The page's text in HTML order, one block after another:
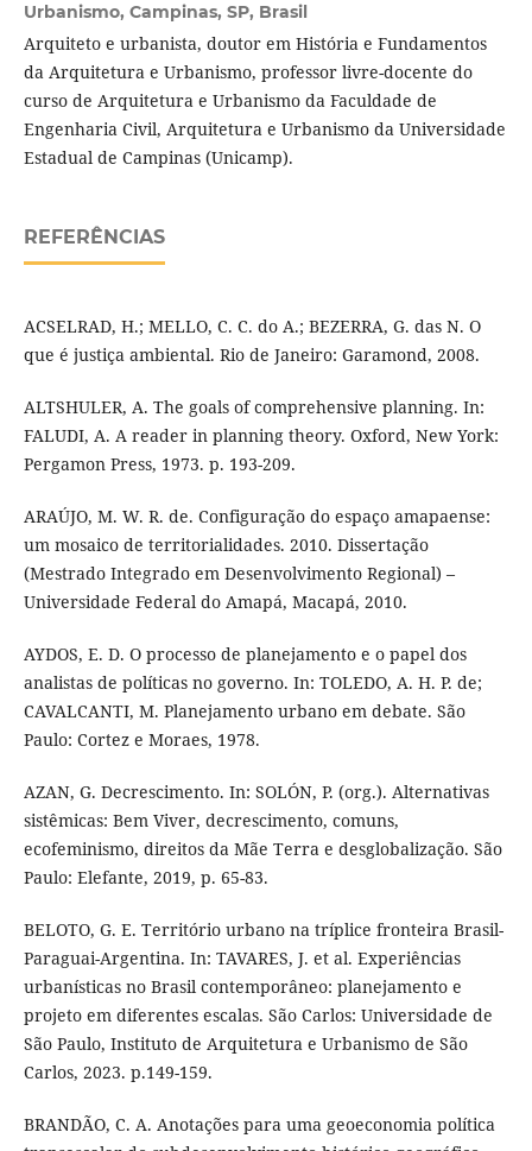
Urbanismo, Campinas, SP, Brasil
Arquiteto e urbanista, doutor em História e Fundamentos
da Arquitetura e Urbanismo, professor livre-docente do
curso de Arquitetura e Urbanismo da Faculdade de
Engenharia Civil, Arquitetura e Urbanismo da Universidade
Estadual de Campinas (Unicamp).
REFERÊNCIAS
ACSELRAD, H.; MELLO, C. C. do A.; BEZERRA, G. das N. O
que é justiça ambiental. Rio de Janeiro: Garamond, 2008.
ALTSHULER, A. The goals of comprehensive planning. In:
FALUDI, A. A reader in planning theory. Oxford, New York:
Pergamon Press, 1973. p. 193-209.
ARAÚJO, M. W. R. de. Configuração do espaço amapaense:
um mosaico de territorialidades. 2010. Dissertação
(Mestrado Integrado em Desenvolvimento Regional) –
Universidade Federal do Amapá, Macapá, 2010.
AYDOS, E. D. O processo de planejamento e o papel dos
analistas de políticas no governo. In: TOLEDO, A. H. P. de;
CAVALCANTI, M. Planejamento urbano em debate. São
Paulo: Cortez e Moraes, 1978.
AZAN, G. Decrescimento. In: SOLÓN, P. (org.). Alternativas
sistêmicas: Bem Viver, decrescimento, comuns,
ecofeminismo, direitos da Mãe Terra e desglobalização. São
Paulo: Elefante, 2019, p. 65-83.
BELOTO, G. E. Território urbano na tríplice fronteira Brasil-
Paraguai-Argentina. In: TAVARES, J. et al. Experiências
urbanísticas no Brasil contemporâneo: planejamento e
projeto em diferentes escalas. São Carlos: Universidade de
São Paulo, Instituto de Arquitetura e Urbanismo de São
Carlos, 2023. p.149-159.
BRANDÃO, C. A. Anotações para uma geoeconomia política